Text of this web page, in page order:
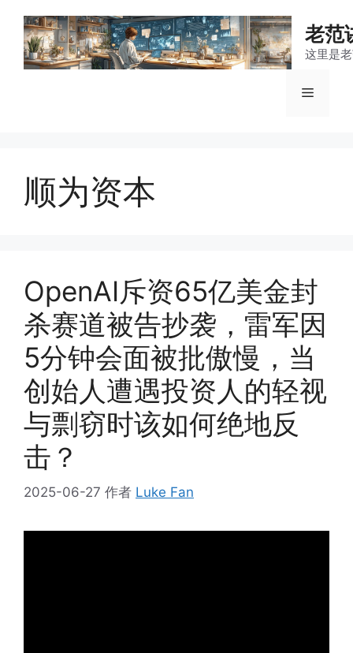
老范
这里是
菜
顺为资本
OpenAI斥资65亿美金封
杀赛道被告抄袭，雷军因
5分钟会面被批傲慢，当
创始人遭遇投资人的轻视
与剽窃时该如何绝地反
击？
2025-06-27 作者 Luke Fan